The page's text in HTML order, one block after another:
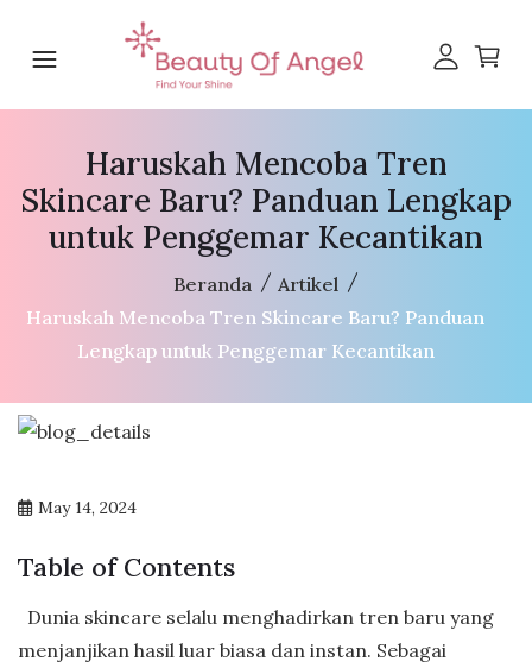
Haruskah Mencoba Tren
Skincare Baru? Panduan Lengkap
untuk Penggemar Kecantikan
Beranda
Artikel
Haruskah Mencoba Tren Skincare Baru? Panduan
Lengkap untuk Penggemar Kecantikan
May 14, 2024
Table of Contents
Dunia skincare selalu menghadirkan tren baru yang
menjanjikan hasil luar biasa dan instan. Sebagai